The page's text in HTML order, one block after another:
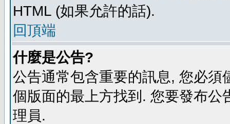
HTML (如果允許的話).
回頂端
什麼是公告?
公告通常包含重要的訊息, 您必
個版面的最上方找到. 您要發布
理員.